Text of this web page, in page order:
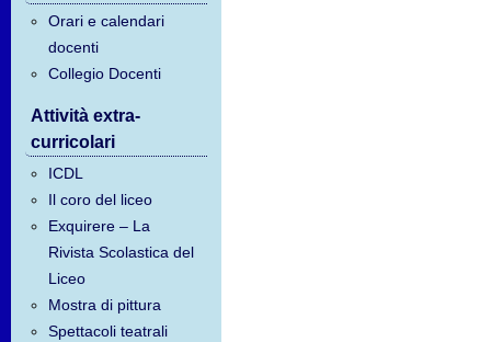
Orari e calendari
docenti
Collegio Docenti
Attività extra-
curricolari
ICDL
Il coro del liceo
Exquirere – La
Rivista Scolastica del
Liceo
Mostra di pittura
Spettacoli teatrali